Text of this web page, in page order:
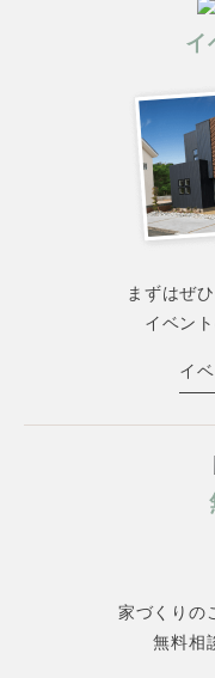
イ
まずはぜ
イベン
イ
家づくりの
無料相